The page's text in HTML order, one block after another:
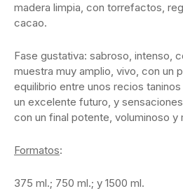
madera limpia, con torrefactos,
cacao.
Fase gustativa: sabroso, intenso,
muestra muy amplio, vivo, con un
equilibrio entre unos recios
un excelente futuro, y
con un final potente, voluminoso y
Formatos:
375 ml.; 750 ml.; y 1500 ml.